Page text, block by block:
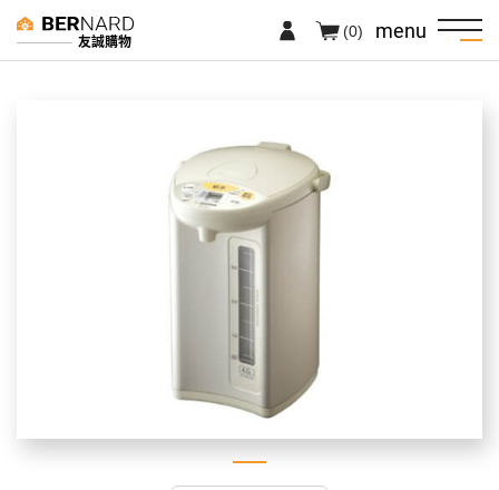
友誠購物 menu
(0)